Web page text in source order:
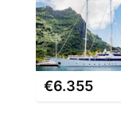
€6.355